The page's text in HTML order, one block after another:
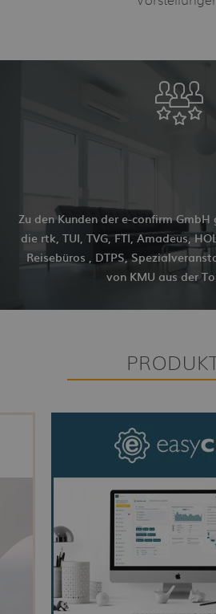
Zu den Kunden der e-confirm
die rtk, TUI, TVG, FTI, Amadeus,
Reisebüros , DTPS,
von KMU aus der